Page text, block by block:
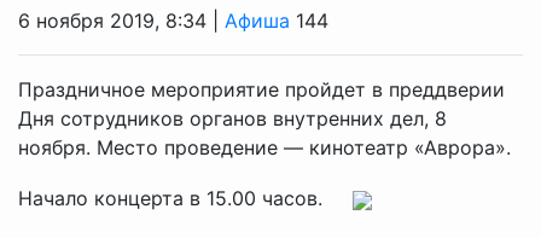
6 ноября 2019, 8:34 | Афиша 144
Праздничное мероприятие пройдет в преддверии
Дня сотрудников органов внутренних дел, 8
ноября. Место проведение — кинотеатр «Аврора».
Начало концерта в 15.00 часов.